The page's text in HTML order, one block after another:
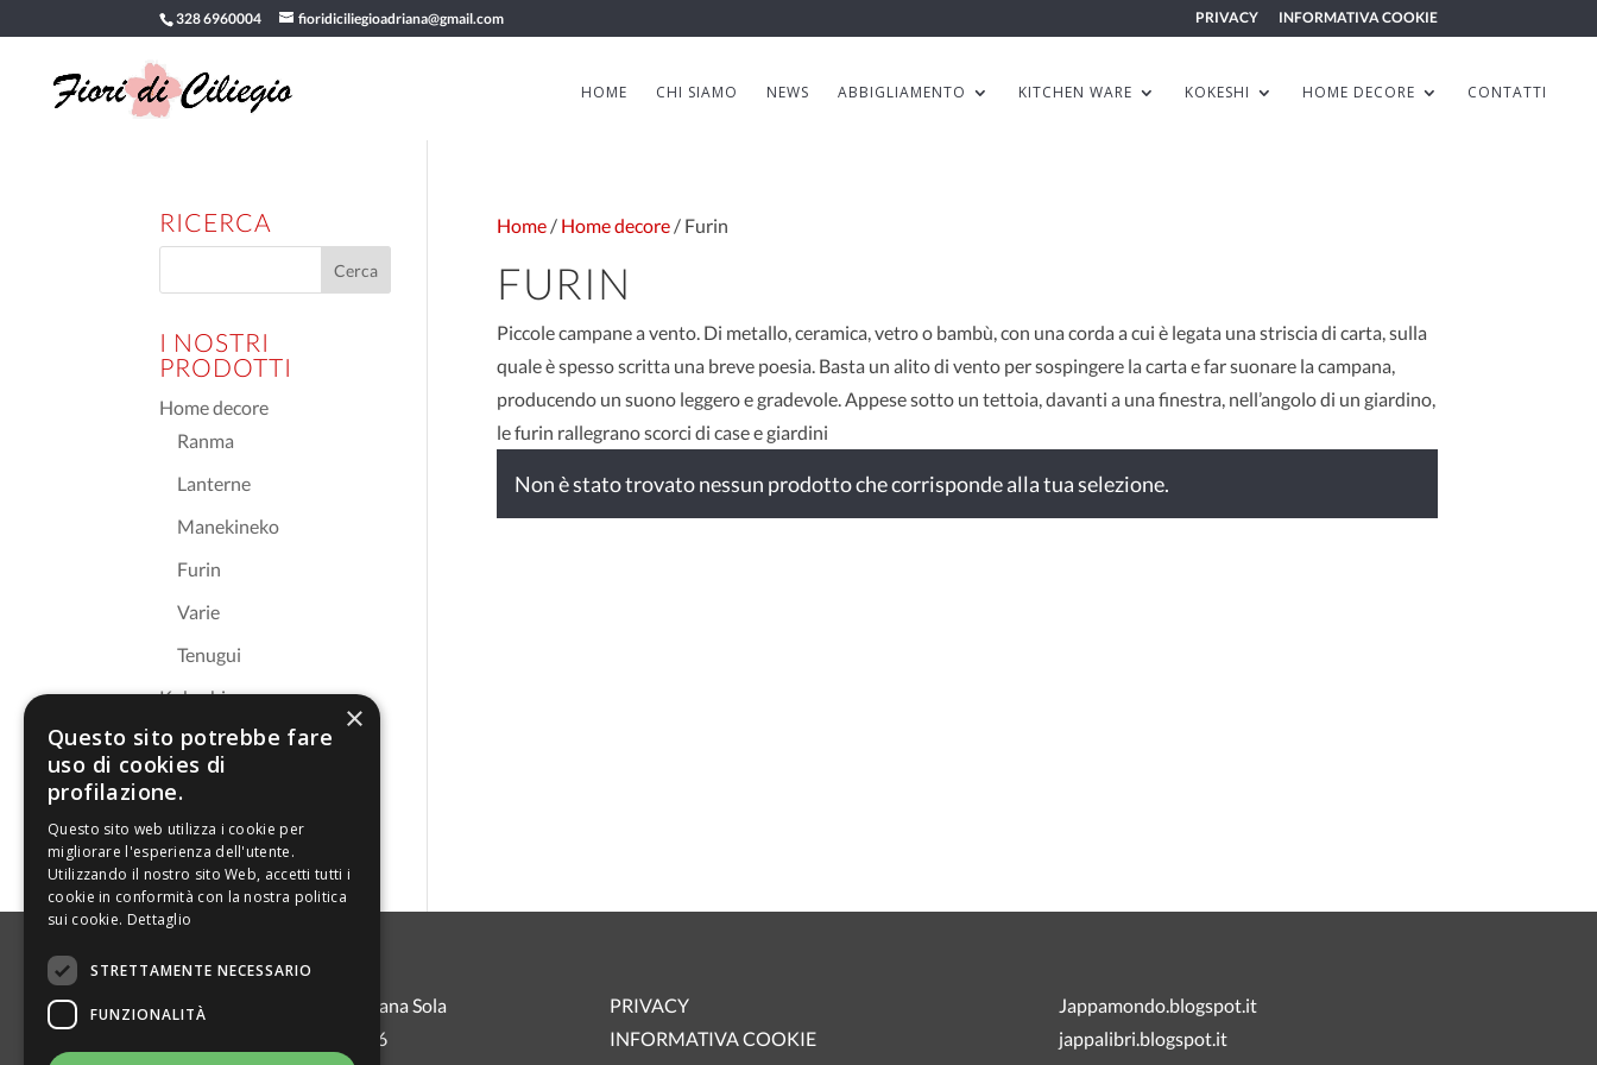
328 6960004 fioridiciliegioadriana@gmail.com PRIVACY INFORMATIVA COOKIE
HOME CHI SIAMO NEWS ABBIGLIAMENTO KITCHEN WARE KOKESHI HOME DECORE CONTATTI
Home/ Home decore/ Furin
FURIN
Piccole campane a vento. Di metallo, ceramica, vetro o bambù, con una corda a cui è legata una striscia di carta, sulla
quale è spesso scritta una breve poesia. Basta un alito di vento per sospingere la carta e far suonare la campana,
producendo un suono leggero e gradevole. Appese sotto un tettoia, davanti a una finestra, nell’angolo di un giardino,
le furin rallegrano scorci di case e giardini
Non è stato trovato nessun prodotto che corrisponde alla tua selezione.
RICERCA
I NOSTRI
PRODOTTI
Home decore
Ranma
Lanterne
Manekineko
Furin
Varie
Tenugui
Kokeshi
CANCELLERIA
Abbigliamento
Kitchen ware
Fiori di Ciliegio di Adriana Sola
Strada Aione 46
PRIVACY
INFORMATIVA COOKIE
Jappamondo.blogspot.it
jappalibri.blogspot.it
×
Questo sito potrebbe fare
uso di cookies di
profilazione.
Questo sito web utilizza i cookie per
migliorare l'esperienza dell'utente.
Utilizzando il nostro sito Web, accetti tutti i
cookie in conformità con la nostra politica
sui cookie. Dettaglio
STRETTAMENTE NECESSARIO
FUNZIONALITÀ